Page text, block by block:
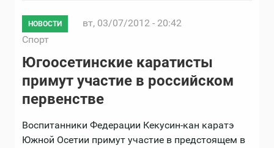
НОВОСТИ
вт, 03/07/2012 - 20:42
Спорт
Югоосетинские каратисты
примут участие в российском
первенстве
Воспитанники Федерации Кекусин-кан каратэ
Южной Осетии примут участие в предстоящем в